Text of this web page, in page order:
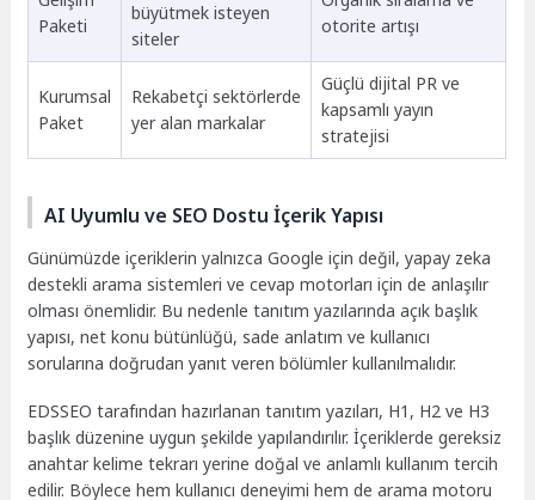
Paketi
büyütmek isteyen
siteler
otorite artışı
Kurumsal
Paket
Rekabetçi sektörlerde
yer alan markalar
Güçlü dijital PR ve
kapsamlı yayın
stratejisi
AI Uyumlu ve SEO Dostu İçerik Yapısı
Günümüzde içeriklerin yalnızca Google için değil, yapay zeka
destekli arama sistemleri ve cevap motorları için de anlaşılır
olması önemlidir. Bu nedenle tanıtım yazılarında açık başlık
yapısı, net konu bütünlüğü, sade anlatım ve kullanıcı
sorularına doğrudan yanıt veren bölümler kullanılmalıdır.
EDSSEO tarafından hazırlanan tanıtım yazıları, H1, H2 ve H3
başlık düzenine uygun şekilde yapılandırılır. İçeriklerde gereksiz
anahtar kelime tekrarı yerine doğal ve anlamlı kullanım tercih
edilir. Böylece hem kullanıcı deneyimi hem de arama motoru